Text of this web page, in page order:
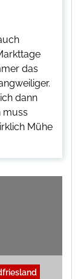
das
dann
muss
Mühe